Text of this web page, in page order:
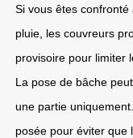
Si vous êtes
pluie, les couvreurs
provisoire pour limiter
La pose de bâche
une partie
posée pour éviter que